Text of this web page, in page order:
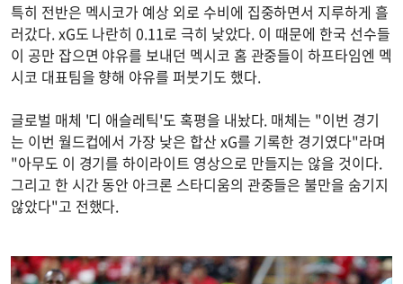
특히 전반은 멕시코가 예상 외로 수비에 집중하면서 지루하게 흘
러갔다. xG도 나란히 0.11로 극히 낮았다. 이 때문에 한국 선수들
이 공만 잡으면 야유를 보내던 멕시코 홈 관중들이 하프타임엔 멕
시코 대표팀을 향해 야유를 퍼붓기도 했다.
글로벌 매체 '디 애슬레틱'도 혹평을 내놨다. 매체는 "이번 경기
는 이번 월드컵에서 가장 낮은 합산 xG를 기록한 경기였다"라며
"아무도 이 경기를 하이라이트 영상으로 만들지는 않을 것이다.
그리고 한 시간 동안 아크론 스타디움의 관중들은 불만을 숨기지
않았다"고 전했다.